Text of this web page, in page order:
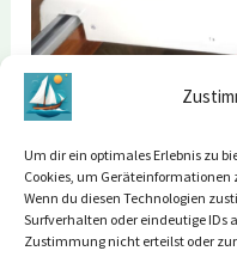
Um dir ein optimales Erlebnis zu
Cookies, um
Wenn du diesen Technologien
Surfverhalten oder eindeutige IDs
Zustimmung nicht erteilst oder
Wilson freut sich,
←Vorheriger Beitrag